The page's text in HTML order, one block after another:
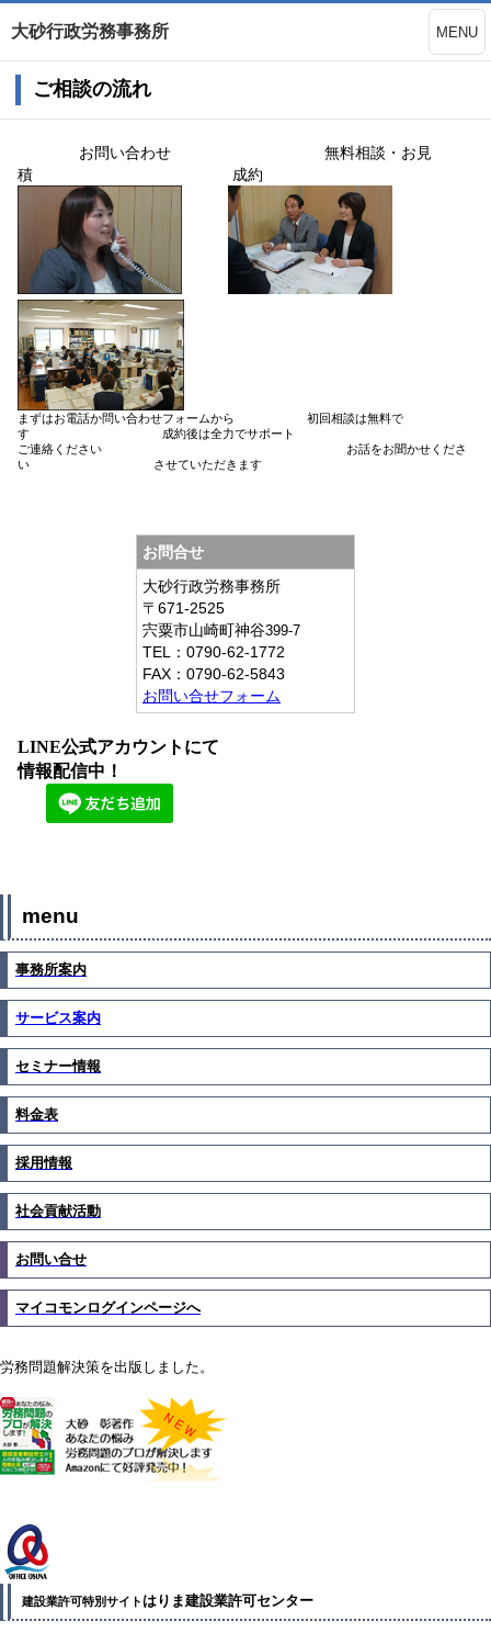
大砂行政労務事務所 MENU
ご相談の流れ
お問い合わせ 無料相談・お見
積 成約
まずはお電話か問い合わせフォームから 初回相談は無料で
す 成約後は全力でサポート
ご連絡ください お話をお聞かせくださ
い させていただきます
お問合せ
大砂行政労務事務所
〒671-2525
宍粟市山崎町神谷399-7
TEL： 0790-62-1772
FAX： 0790-62-5843
お問い合せフォーム
LINE公式アカウントにて
情報配信中！
menu
事務所案内
サービス案内
セミナー情報
料金表
採用情報
社会貢献活動
お問い合せ
マイコモンログインページへ
労務問題解決策を出版しました。
建設業許可特別サイト はりま建設業許可センター